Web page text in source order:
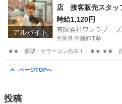
アルバイト
店 接客販売スタッ
時給1,120円
有限会社ワンラブ ブ
兵庫県 学園都市駅
★★ 髪型・カラーコン自由！ ★★ ★★ 自分ら
ページTOPへ
投稿